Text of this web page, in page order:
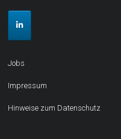
Jobs
Impressum
Hinweise zum Datenschutz